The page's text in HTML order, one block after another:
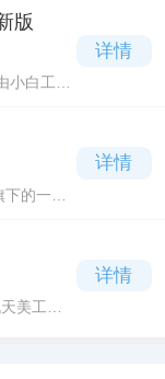
载的手
，
版
小白工作
诸多的
详情
的一款
当中的
，率领
详情
美工作
详情